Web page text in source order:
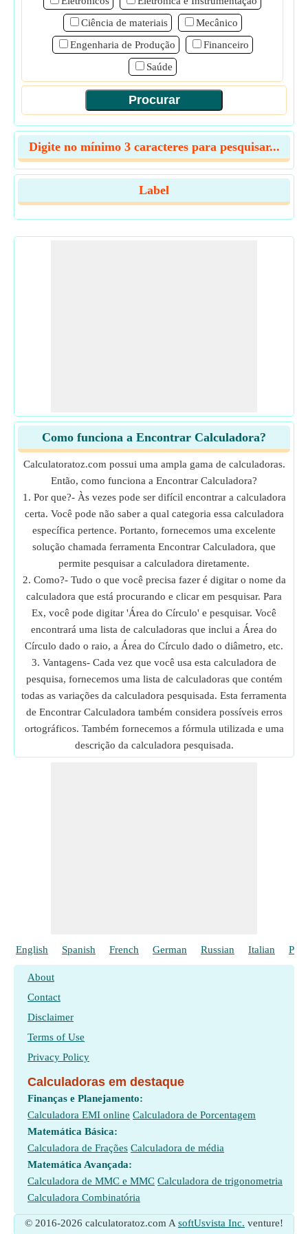
Ciência de materiais
Mecânico
Engenharia de Produção
Financeiro
Saúde
Digite no mínimo 3 caracteres para pesquisar...
Label
Como funciona a Encontrar Calculadora?
Calculatoratoz.com possui uma ampla gama de calculadoras.
Então, como funciona a Encontrar Calculadora?
1. Por que?- Às vezes pode ser difícil encontrar a calculadora
certa. Você pode não saber a qual categoria essa calculadora
específica pertence. Portanto, fornecemos uma excelente
solução chamada ferramenta Encontrar Calculadora, que
permite pesquisar a calculadora diretamente.
2. Como?- Tudo o que você precisa fazer é digitar o nome da
calculadora que está procurando e clicar em pesquisar. Para
Ex, você pode digitar 'Área do Círculo' e pesquisar. Você
encontrará uma lista de calculadoras que inclui a Área do
Círculo dado o raio, a Área do Círculo dado o diâmetro, etc.
3. Vantagens- Cada vez que você usa esta calculadora de
pesquisa, fornecemos uma lista de calculadoras que contém
todas as variações da calculadora pesquisada. Esta ferramenta
de Encontrar Calculadora também considera possíveis erros
ortográficos. Também fornecemos a fórmula utilizada e uma
descrição da calculadora pesquisada.
English Spanish French German Russian Italian
About
Contact
Disclaimer
Terms of Use
Privacy Policy
Calculadoras em destaque
Finanças e Planejamento:
Calculadora EMI online Calculadora de Porcentagem
Matemática Básica:
Calculadora de Frações Calculadora de média
Matemática Avançada:
Calculadora de MMC e MMC Calculadora de trigonometria
Calculadora Combinatória
© 2016-2026 calculatoratoz.com A softUsvista Inc. venture!